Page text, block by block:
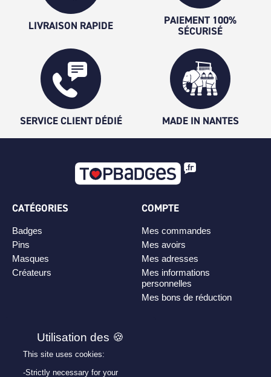
LIVRAISON RAPIDE
PAIEMENT 100%
SÉCURISÉ
SERVICE CLIENT DÉDIÉ MADE IN NANTES
CATÉGORIES
Badges
Pins
Masques
Créateurs
COMPTE
Mes commandes
Mes avoirs
Mes adresses
Mes informations
personnelles
Mes bons de réduction
PLAN DE SITE
Personnaliser son badge
This site uses cookies:
-Strictly necessary for your